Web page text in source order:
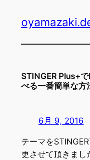
STINGER Plus+
べる一番簡単な方
6月 9, 2016
テーマを
更させて頂きまし